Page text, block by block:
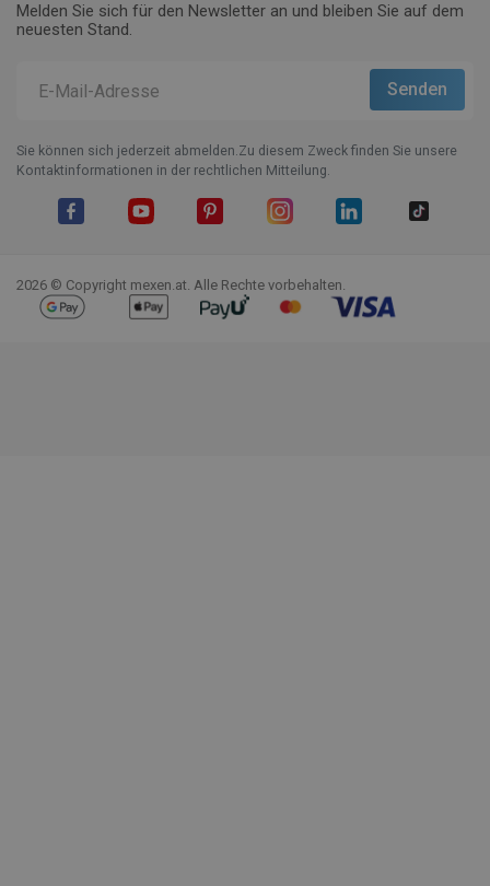
Melden Sie sich für den Newsletter an und bleiben Sie auf dem
neuesten Stand.
Sie können sich jederzeit abmelden.Zu diesem Zweck finden Sie unsere
Kontaktinformationen in der rechtlichen Mitteilung.
2026 © Copyright mexen.at. Alle Rechte vorbehalten.